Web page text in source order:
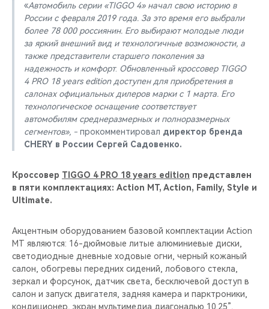
«Автомобиль серии «TIGGO 4» начал свою историю в
России с февраля 2019 года. За это время его выбрали
более 78 000 россиянин. Его выбирают молодые люди
за яркий внешний вид и технологичные возможности, а
также представители старшего поколения за
надежность и комфорт. Обновленный кроссовер TIGGO
4 PRO 18 years edition доступен для приобретения в
салонах официальных дилеров марки с 1 марта. Его
технологическое оснащение соответствует
автомобилям среднеразмерных и полноразмерных
сегментов», - прокомментировал директор бренда
CHERY в России Сергей Садовенко.
Кроссовер TIGGO 4 PRO 18 years edition представлен
в пяти комплектациях: Action MT, Action, Family, Style и
Ultimate.
Акцентным оборудованием базовой комплектации Action
MT являются: 16-дюймовые литые алюминиевые диски,
светодиодные дневные ходовые огни, черный кожаный
салон, обогревы передних сидений, лобового стекла,
зеркал и форсунок, датчик света, бесключевой доступ в
салон и запуск двигателя, задняя камера и парктроники,
кондиционер, экран мультимедиа диагональю 10.25”,